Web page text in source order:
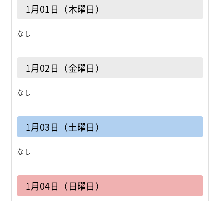
1月01日（木曜日）
なし
1月02日（金曜日）
なし
1月03日（土曜日）
なし
1月04日（日曜日）